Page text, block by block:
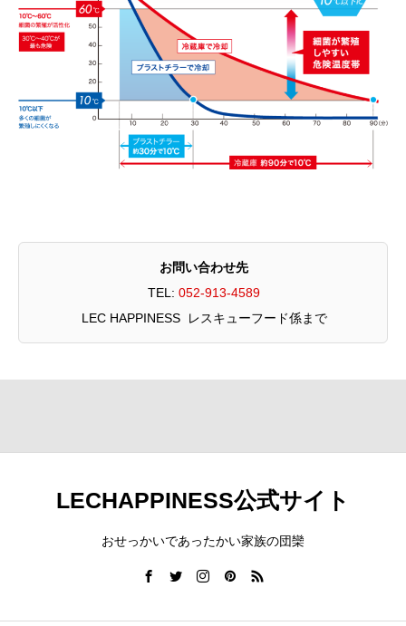
お問い合わせ先
TEL:052-913-4589
LEC HAPPINESS レスキューフード係まで
LECHAPPINESS公式サイト
おせっかいであったかい家族の団欒